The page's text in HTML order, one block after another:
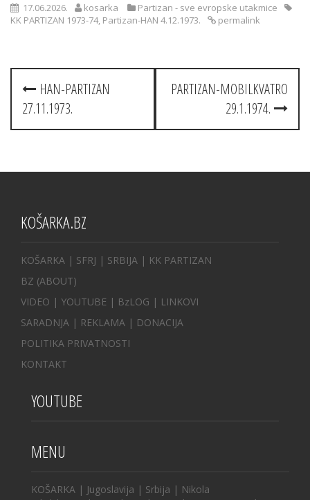
17.06.2026. kosarka
Partizan - sve evropske utakmice
KK PARTIZAN 1973-74, Partizan-HAN 4.12.1973. permalink
Post
navigation
HAN-PARTIZAN
27.11.1973.
PARTIZAN-MOBILKVATRO
29.1.1974.
KOŠARKA.BZ
KOŠARKA | SFRJ | SRBIJA | KK PARTIZAN
BZ (ABOUT)
VIDEO | YOUTUBE | BzLOG | LINKOVI
SARADNJA | REKLAMA | DONACIJA
POLITIKA PRIVATNOSTI
KONTAKT
YOUTUBE
MENU
KOŠARKA | Jugoslavija | Srbija | Nikola